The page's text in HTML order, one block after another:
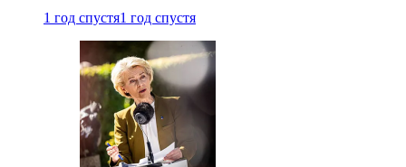
1 год спустя1 год спустя